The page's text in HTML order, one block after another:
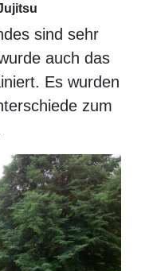
sind sehr
auch das
Es wurden
zum